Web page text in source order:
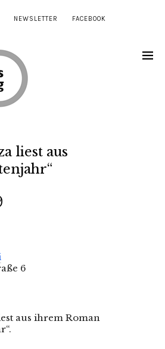
NEWSLETTER FACEBOOK
liest aus
6
aus ihrem Roman